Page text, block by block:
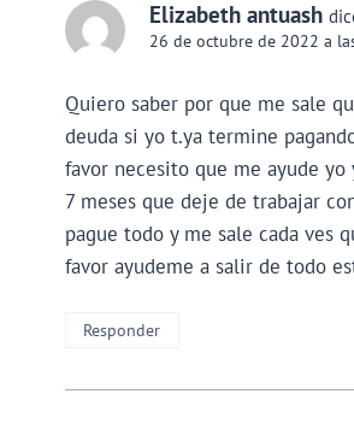
Elizabeth antuash
26 de octubre de 2022 a
Quiero saber por que me sale
deuda si yo t.ya termine
favor necesito que me ayude yo
7 meses que deje de trabajar
pague todo y me sale cada ves
favor ayudeme a salir de todo
Responder